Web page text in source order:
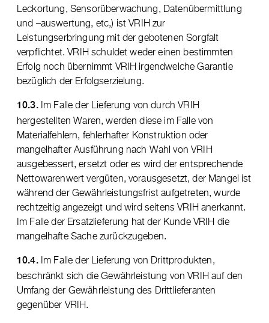
Leckortung, Sensorüberwachung, Datenübermittlung
und –auswertung, etc,) ist VRIH zur
Leistungserbringung mit der gebotenen Sorgfalt
verpflichtet. VRIH schuldet weder einen bestimmten
Erfolg noch übernimmt VRIH irgendwelche Garantie
bezüglich der Erfolgserzielung.
10.3.Im Falle der Lieferung von durch VRIH
hergestellten Waren, werden diese im Falle von
Materialfehlern, fehlerhafter Konstruktion oder
mangelhafter Ausführung nach Wahl von VRIH
ausgebessert, ersetzt oder es wird der entsprechende
Nettowarenwert vergüten, vorausgesetzt, der Mangel ist
während der Gewährleistungsfrist aufgetreten, wurde
rechtzeitig angezeigt und wird seitens VRIH anerkannt.
Im Falle der Ersatzlieferung hat der Kunde VRIH die
mangelhafte Sache zurückzugeben.
10.4.Im Falle der Lieferung von Drittprodukten,
beschränkt sich die Gewährleistung von VRIH auf den
Umfang der Gewährleistung des Drittlieferanten
gegenüber VRIH.